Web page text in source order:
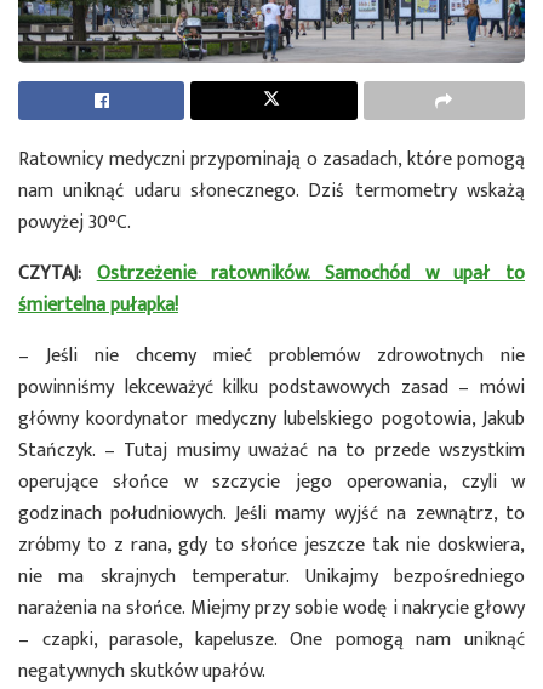
Ratownicy medyczni przypominają o zasadach, które pomogą
nam uniknąć udaru słonecznego. Dziś termometry wskażą
powyżej 30°C.
CZYTAJ:Ostrzeżenie ratowników. Samochód w upał to
śmiertelna pułapka!
– Jeśli nie chcemy mieć problemów zdrowotnych nie
powinniśmy lekceważyć kilku podstawowych zasad – mówi
główny koordynator medyczny lubelskiego pogotowia, Jakub
Stańczyk. – Tutaj musimy uważać na to przede wszystkim
operujące słońce w szczycie jego operowania, czyli w
godzinach południowych. Jeśli mamy wyjść na zewnątrz, to
zróbmy to z rana, gdy to słońce jeszcze tak nie doskwiera,
nie ma skrajnych temperatur. Unikajmy bezpośredniego
narażenia na słońce. Miejmy przy sobie wodę i nakrycie głowy
– czapki, parasole, kapelusze. One pomogą nam uniknąć
negatywnych skutków upałów.